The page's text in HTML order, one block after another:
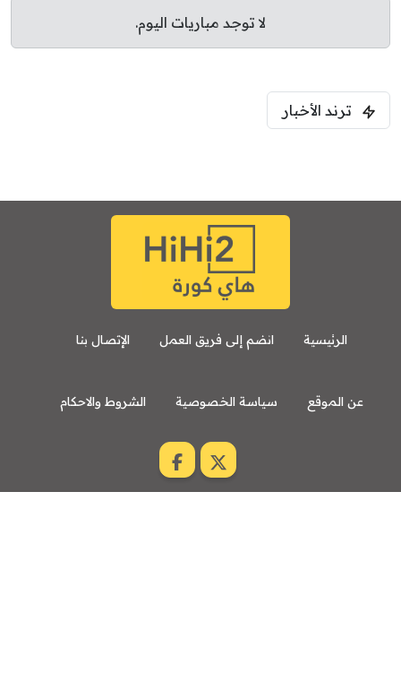
لا توجد مباريات اليوم.
ترند الأخبار
الرئيسية انضم إلى فريق العمل الإتصال بنا
عن الموقع سياسة الخصوصية الشروط والاحكام